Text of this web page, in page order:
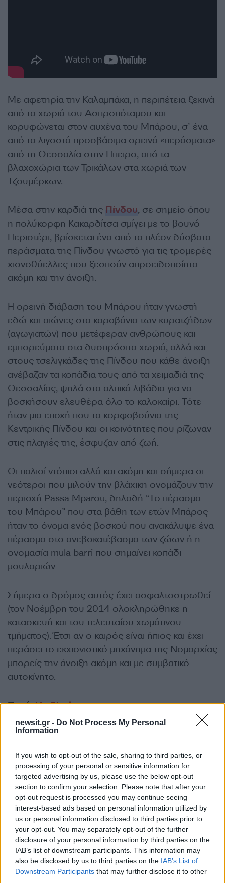
newsit.gr - Do Not Process My Personal
Information
If you wish to opt-out of the sale, sharing to third parties, or
processing of your personal or sensitive information for
targeted advertising by us, please use the below opt-out
section to confirm your selection. Please note that after your
opt-out request is processed you may continue seeing
interest-based ads based on personal information utilized by
us or personal information disclosed to third parties prior to
your opt-out. You may separately opt-out of the further
disclosure of your personal information by third parties on the
IAB’s list of downstream participants. This information may
also be disclosed by us to third parties on the IAB’s List of
Downstream Participants that may further disclose it to other
Με αφετηρία την Καλαμπάκα, η περιπέτεια ξεκινά
από τα χωριά του Ασπροπόταμου και
κορυφώνεται στον αυχένα του Μπάρου, σ’ ένα
από τα λιγοστά προσβάσιμα ορεινά «περάσματα»
από τη Θεσσαλία στην Hπειρο, από τα
βλαχοχώρια των Τρικάλων στα χωριά των
Τζουμέρκων.
Mέσα στην καρδιά της Πίνδου, σε σημείο όπου
η πολύκορφη Κακαρδίτσα σμίγει με το βουνό
Περιστέρι, βρίσκεται ένα από τα πλέον δύσβατα
περάσματα της Πίνδου γνωστό για τις τρομερές
χιονοθύελλες που ξεσπούν απροειδοποίητα
ακόμη και την άνοιξη.
Η ορεινή διάβαση του Μπάρου ήταν γνωστή
εδώ και αιώνες στα καραβάνια των κυρατζήδων
(αγωγιατών) που μετέφεραν ανθρώπους και
εμπορεύματα στα δυσπρόσιτα χωριά, αλλά και
στους τσελιγκάδες της Πίνδου που κάθε άνοιξη
ανέβαζαν τα κοπάδια τους από τα χειμαδιά της
Θεσσαλίας, ψηλά στα αλπικά λιβάδια για να
βοσκήσουν ελευθέρα όλο το καλοκαίρι. Τότε
ήταν μια εποχή που τα κορφοβούνια της
Κεντρικής Πίνδου και οι κοινότητες που ρίζωναν
στις πλαγιές της, έσφυζαν από ζωή.
Οι παλιοί ντόπιοι αλλά και ακόμη και σήμερα οι
νεότεροι που μιλούν την βλάχικη ονομάζουν την
περιοχή Passa Mparou, δηλαδή “Το πέρασμα
του Μπάρου” που στα βάθη των ετών Μπάρος
ήταν το όνομα ενός βοσκού που ανακάλυψε ένα
πέρασμα στο ανεβοκατέβασμα των ζώων ή η
ονομασία mula barri που σημαίνει κοπάδι
μουλαριών
Σήμερα ο δρόμος αυτός έχει ασφαλτοστρωθεί
(τον Νοέμβρη του 2014 ολοκληρώθηκε η
κατασκευή και του τελευταίου χωμάτινου
τμήματος). Έτσι αν ο καιρός είναι ήπιος και έχει
περάσει το εκχιονιστικό μηχάνημα της Νομαρχίας
μπορείς την άνοιξη ακόμη και με συμβατικό
αυτοκίνητο.
Πηγή:Up Stories
ΔΙΑΦΗΜΙΣΗ
Αν τα χάσατε